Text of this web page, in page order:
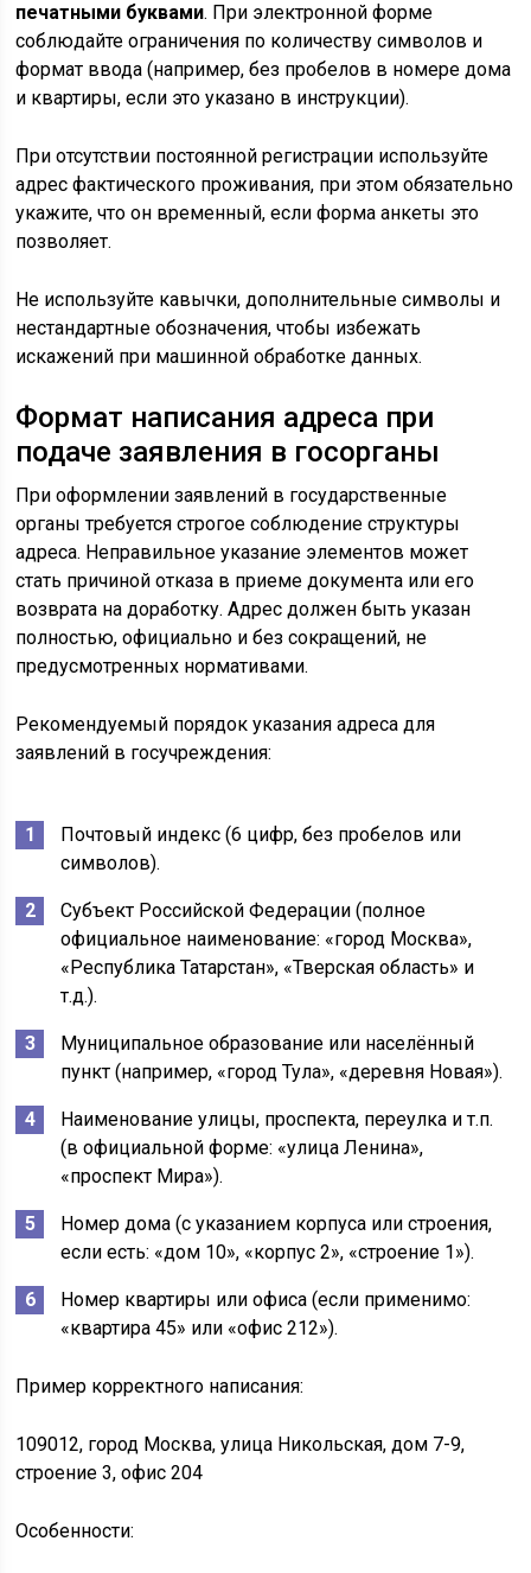
печатными буквами. При электронной форме
соблюдайте ограничения по количеству символов и
формат ввода (например, без пробелов в номере дома
и квартиры, если это указано в инструкции).
При отсутствии постоянной регистрации используйте
адрес фактического проживания, при этом обязательно
укажите, что он временный, если форма анкеты это
позволяет.
Не используйте кавычки, дополнительные символы и
нестандартные обозначения, чтобы избежать
искажений при машинной обработке данных.
Формат написания адреса при
подаче заявления в госорганы
При оформлении заявлений в государственные
органы требуется строгое соблюдение структуры
адреса. Неправильное указание элементов может
стать причиной отказа в приеме документа или его
возврата на доработку. Адрес должен быть указан
полностью, официально и без сокращений, не
предусмотренных нормативами.
Рекомендуемый порядок указания адреса для
заявлений в госучреждения:
Почтовый индекс (6 цифр, без пробелов или
символов).
Субъект Российской Федерации (полное
официальное наименование: «город Москва»,
«Республика Татарстан», «Тверская область» и
т.д.).
Муниципальное образование или населённый
пункт (например, «город Тула», «деревня Новая»).
Наименование улицы, проспекта, переулка и т.п.
(в официальной форме: «улица Ленина»,
«проспект Мира»).
Номер дома (с указанием корпуса или строения,
если есть: «дом 10», «корпус 2», «строение 1»).
Номер квартиры или офиса (если применимо:
«квартира 45» или «офис 212»).
Пример корректного написания:
109012, город Москва, улица Никольская, дом 7-9,
строение 3, офис 204
Особенности: